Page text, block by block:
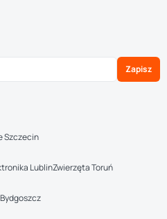
Zapisz
Szczecin
LublinZwierzęta Toruń